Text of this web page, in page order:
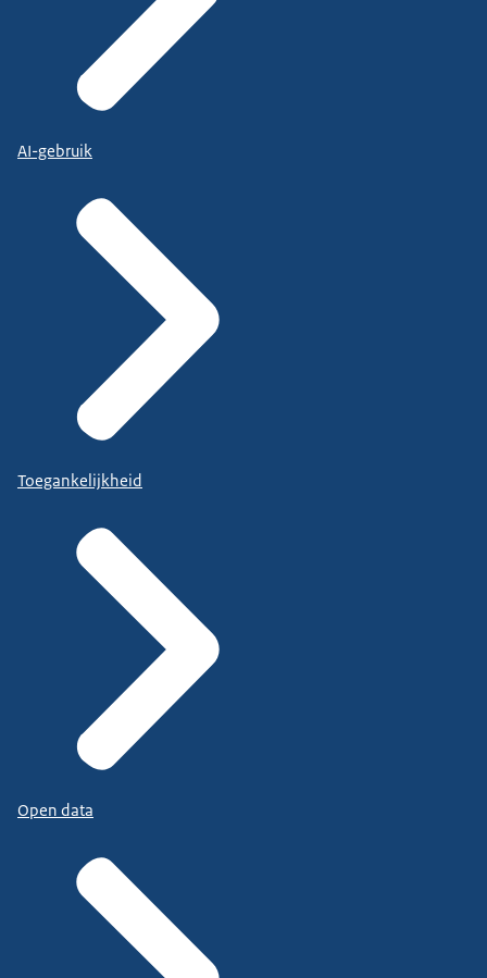
AI-gebruik
Toegankelijkheid
Open data